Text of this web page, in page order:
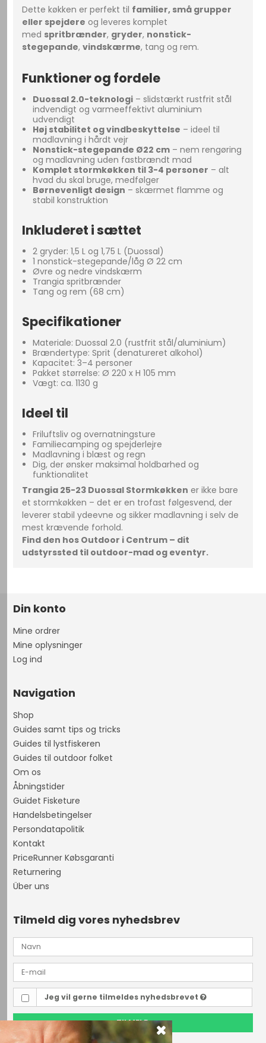
Dette køkken er perfekt til familier, små grupper
eller spejdere og leveres komplet
med spritbrænder, gryder, nonstick-
stegepande,vindskærme, tang og rem.
Funktioner og fordele
Duossal 2.0-teknologi– slidstærkt rustfrit stål
indvendigt og varmeeffektivt aluminium
udvendigt
Høj stabilitet og vindbeskyttelse – ideel til
madlavning i hårdt vejr
Nonstick-stegepande Ø22 cm– nem rengøring
og madlavning uden fastbrændt mad
Komplet stormkøkken til 3-4 personer – alt
hvad du skal bruge, medfølger
Børnevenligt design – skærmet flamme og
stabil konstruktion
Inkluderet i sættet
2 gryder: 1,5 L og 1,75 L (Duossal)
1 nonstick-stegepande/låg Ø 22 cm
Øvre og nedre vindskærm
Trangia spritbrænder
Tang og rem (68 cm)
Specifikationer
Materiale: Duossal 2.0 (rustfrit stål/aluminium)
Brændertype: Sprit (denatureret alkohol)
Kapacitet: 3–4 personer
Pakket størrelse: Ø 220 x H 105 mm
Vægt: ca. 1130 g
Ideel til
Friluftsliv og overnatningsture
Familiecamping og spejderlejre
Madlavning i blæst og regn
Dig, der ønsker maksimal holdbarhed og
funktionalitet
Trangia 25-23 Duossal Stormkøkken er ikke bare
et stormkøkken – det er en trofast følgesvend, der
leverer stabil ydeevne og sikker madlavning i selv de
mest krævende forhold.
Find den hos Outdoor i Centrum – dit
udstyrssted til outdoor-mad og eventyr.
Din konto
Mine ordrer
Mine oplysninger
Log ind
Navigation
Shop
Guides samt tips og tricks
Guides til lystfiskeren
Guides til outdoor folket
Om os
Åbningstider
Guidet Fisketure
Handelsbetingelser
Persondatapolitik
Kontakt
PriceRunner Købsgaranti
Returnering
Über uns
Tilmeld dig vores nyhedsbrev
Jeg vil gerne tilmeldes nyhedsbrevet
TILMELD